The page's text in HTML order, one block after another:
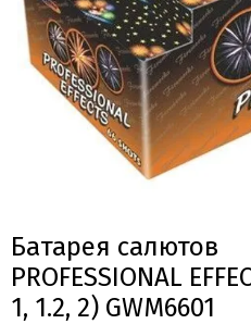
Батарея салютов
PROFESSIONAL
1, 1.2, 2) GWM6601